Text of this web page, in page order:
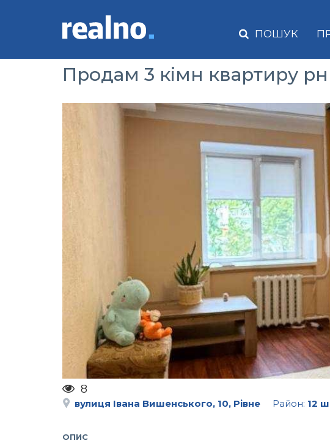
ПОШУК
Продам 3 кімн квартиру
8
вулиця Івана Вишенського, 10, Рівне
Район: 12
ОПИС